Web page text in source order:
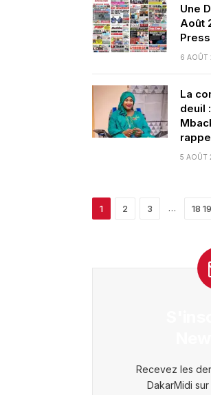
Une
Août
6 AOÛT
La
deuil
5 AOÛT
1 2 3 … 18
Recevez les
DakarMidi